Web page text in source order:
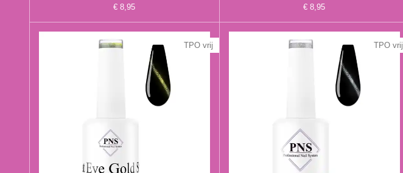
€ 8,95 € 8,95
TPO vrij TPO vrij